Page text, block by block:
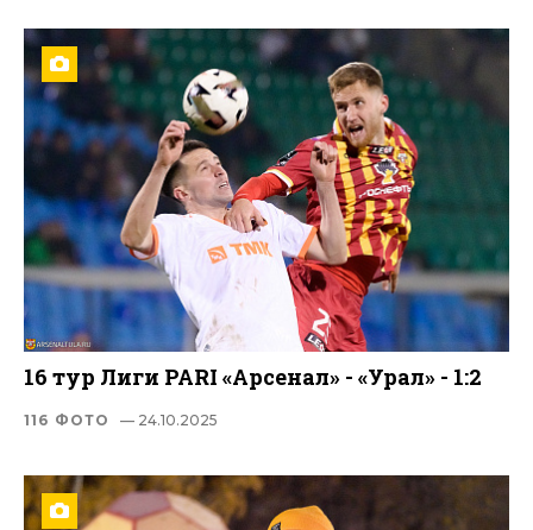
16 тур Лиги PARI «Арсенал» - «Урал» - 1:2
116 ФОТО — 24.10.2025